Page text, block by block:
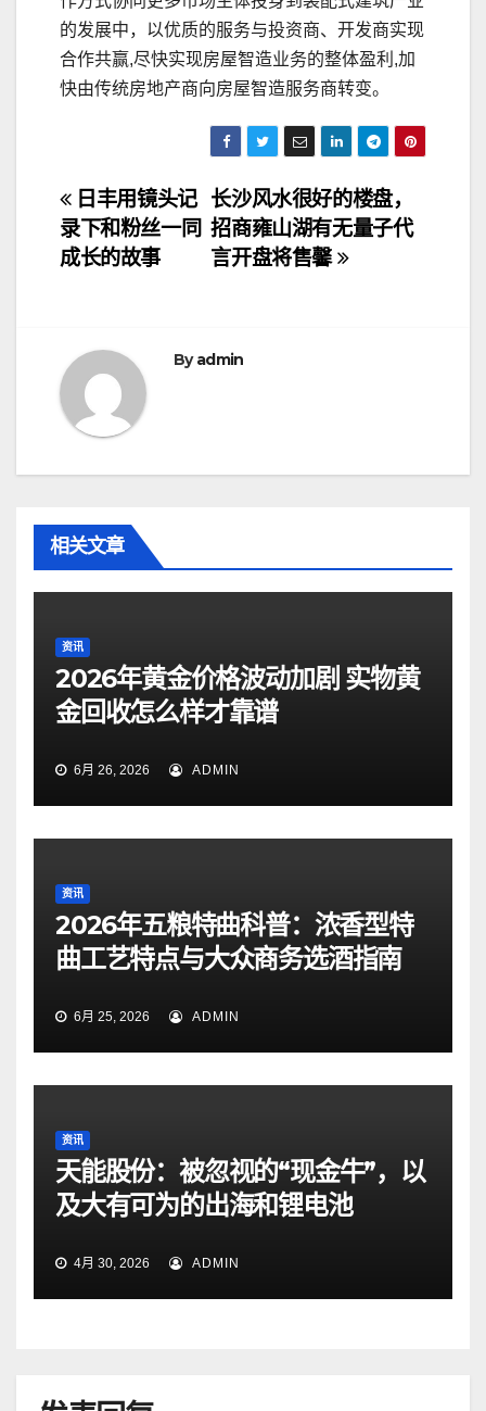
的发展中，以优质的服务与投资商、开发商实现
合作共赢,尽快实现房屋智造业务的整体盈利,加
快由传统房地产商向房屋智造服务商转变。
文
章
航
长沙风水很好的楼盘，
招商雍山湖有无量子代
言开盘将售馨
日丰用镜头记
录下和粉丝一同
成长的故事
Byadmin
相关文章
资讯
2026年黄金价格波动加剧 实物黄
金回收怎么样才靠谱
6月 26, 2026 ADMIN
资讯
2026年五粮特曲科普：浓香型特
曲工艺特点与大众商务选酒指南
6月 25, 2026 ADMIN
资讯
天能股份：被忽视的“现金牛”，以
及大有可为的出海和锂电池
4月 30, 2026 ADMIN